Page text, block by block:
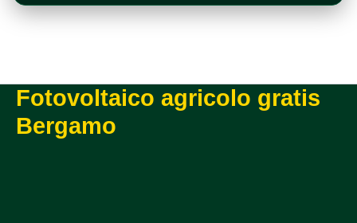
Fotovoltaico agricolo gratis
Bergamo